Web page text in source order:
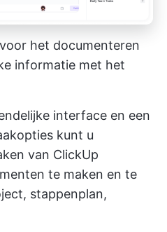
het documenteren
informatie met het
interface en een
kunt u
van ClickUp
te maken en te
stappenplan,